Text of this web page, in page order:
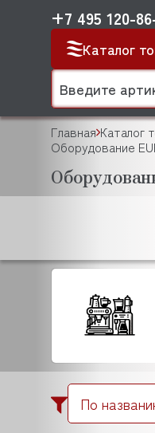
Каталог
+7 495 120-
Главная Каталог
Оборудование
По